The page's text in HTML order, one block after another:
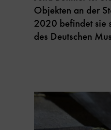
Objekten an der
2020 befindet sie
des Deutschen